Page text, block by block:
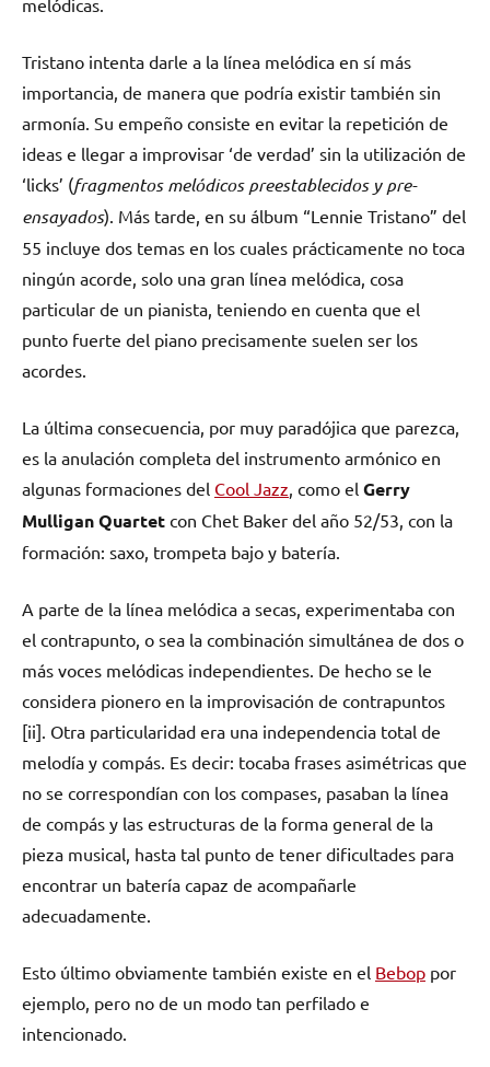
Tristano intenta darle a la línea melódica en sí más
importancia, de manera que podría existir también sin
armonía. Su empeño consiste en evitar la repetición de
ideas e llegar a improvisar ‘de verdad’ sin la utilización de
‘licks’ (fragmentos melódicos preestablecidos y pre-
ensayados). Más tarde, en su álbum “Lennie Tristano” del
55 incluye dos temas en los cuales prácticamente no toca
ningún acorde, solo una gran línea melódica, cosa
particular de un pianista, teniendo en cuenta que el
punto fuerte del piano precisamente suelen ser los
acordes.
La última consecuencia, por muy paradójica que parezca,
es la anulación completa del instrumento armónico en
algunas formaciones del Cool Jazz , como el Gerry
Mulligan Quartet con Chet Baker del año 52/53, con la
formación: saxo, trompeta bajo y batería.
A parte de la línea melódica a secas, experimentaba con
el contrapunto, o sea la combinación simultánea de dos o
más voces melódicas independientes. De hecho se le
considera pionero en la improvisación de contrapuntos
[ii]. Otra particularidad era una independencia total de
melodía y compás. Es decir: tocaba frases asimétricas que
no se correspondían con los compases, pasaban la línea
de compás y las estructuras de la forma general de la
pieza musical, hasta tal punto de tener dificultades para
encontrar un batería capaz de acompañarle
adecuadamente.
Esto último obviamente también existe en el Bebop por
ejemplo, pero no de un modo tan perfilado e
intencionado.